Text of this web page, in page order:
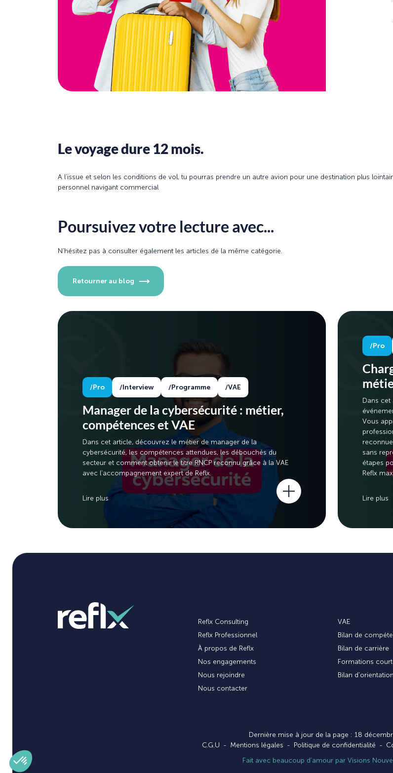
Le voyage dure 12 mois.
A l’issue et selon les conditions de vol, tu pourras prendre un autre avion pour une destination plus
personnel navigant commercial
Poursuivez votre lecture avec...
N’hésitez pas à consulter également les articles de la même catégorie.
Retourner au blog
Pro Interview Programme VAE
Manager de la cybersécurité : métier,
compétences et VAE
Dans cet article, découvrez le métier de manager de la
cybersécurité, les compétences attendues, les débouchés du
secteur et comment obtenir le titre RNCP reconnu grâce à la VAE
avec l’accompagnement expert de Reflx.
Lire plus
Pro
Dans
Vous
sans
étapes
Reflx
Lire plus
Reflx Consulting
Reflx Professionnel
À propos de Reflx
Nos engagements
Nous rejoindre
Nous contacter
VAE
Bilan de
Bilan de carrière
Formations
Bilan d’orientation
Dernière mise à jour de la page : 18
C.G.U
Mentions légales Politique de confidentialité
Fait avec beaucoup d’amour par Visions